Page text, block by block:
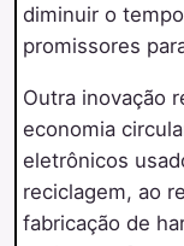
diminuir o
promissores
Outra inovação
economia
eletrônicos
reciclagem, ao
fabricação de